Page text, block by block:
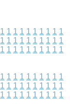
1 1 1 1 1 1 1 1 1 1
1 1 1 1 1 1 1 1 1 1
1 1 1 1 1 1 1 1 1 1
1 1 1 1 1 1 1 1 1 1
1 1 1 1 1 1 1 1 1 1
1 1 1 1 1 1 1 1 1 1